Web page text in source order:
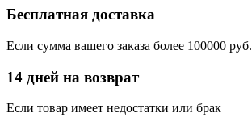
Бесплатная доставка
Если сумма вашего заказа более 100000 руб.
14 дней на возврат
Если товар имеет недостатки или брак